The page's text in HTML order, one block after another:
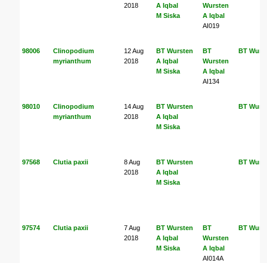
2018
A Iqbal
M Siska
Wursten
A Iqbal
AI019
98006
Clinopodium
myrianthum
12 Aug
2018
BT Wursten
A Iqbal
M Siska
BT
Wursten
A Iqbal
AI134
BT
98010
Clinopodium
myrianthum
14 Aug
2018
BT Wursten
A Iqbal
M Siska
BT
97568 Clutia paxii
8 Aug
2018
BT Wursten
A Iqbal
M Siska
BT
97574 Clutia paxii
7 Aug
2018
BT Wursten
A Iqbal
M Siska
BT
Wursten
A Iqbal
AI014A
BT